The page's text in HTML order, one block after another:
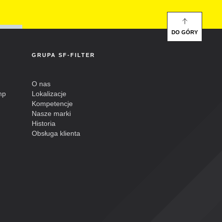
GRUPA SF-FILTER
O nas
Lokalizacje
Kompetencje
Nasze marki
Historia
Obsługa klienta
DO GÓRY